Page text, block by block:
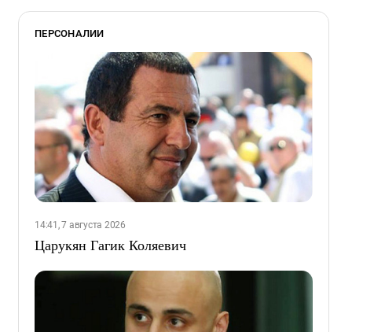
ПЕРСОНАЛИИ
14:41, 7 августа 2026
Царукян Гагик Коляевич